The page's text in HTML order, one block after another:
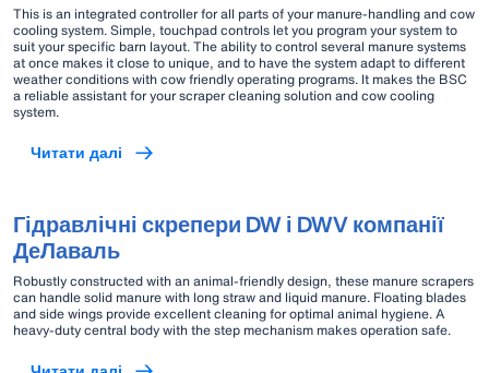
This is an integrated controller for all parts of your manure-handling and cow
cooling system. Simple, touchpad controls let you program your system to
suit your specific barn layout. The ability to control several manure systems
at once makes it close to unique, and to have the system adapt to different
weather conditions with cow friendly operating programs. It makes the BSC
a reliable assistant for your scraper cleaning solution and cow cooling
system.
Читати далі
Гідравлічні скрепери DW і DWV компанії
ДеЛаваль
Robustly constructed with an animal-friendly design, these manure scrapers
can handle solid manure with long straw and liquid manure. Floating blades
and side wings provide excellent cleaning for optimal animal hygiene. A
heavy-duty central body with the step mechanism makes operation safe.